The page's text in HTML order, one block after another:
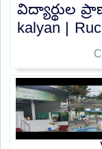
విద్యార్థుల
kalyan |